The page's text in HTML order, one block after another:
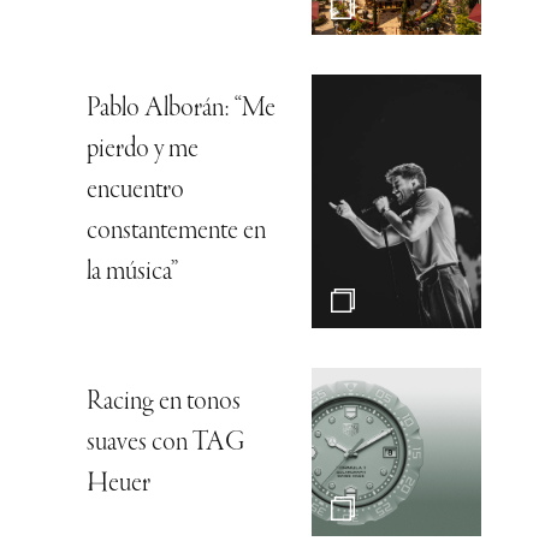
Pablo Alborán: “Me
pierdo y me
encuentro
constantemente en
la música”
Racing en tonos
suaves con TAG
Heuer